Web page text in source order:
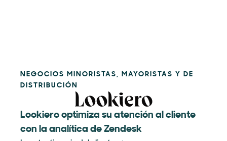
NEGOCIOS MINORISTAS, MAYORISTAS Y DE
DISTRIBUCIÓN
Lookiero optimiza su atención al cliente
con la analítica de Zendesk